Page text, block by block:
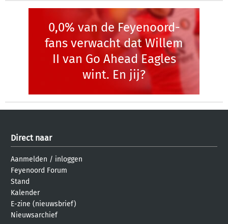
0,0% van de Feyenoord-
fans verwacht dat Willem
II van Go Ahead Eagles
wint. En jij?
Direct naar
Aanmelden / inloggen
Feyenoord Forum
Stand
Kalender
E-zine (nieuwsbrief)
Nieuwsarchief